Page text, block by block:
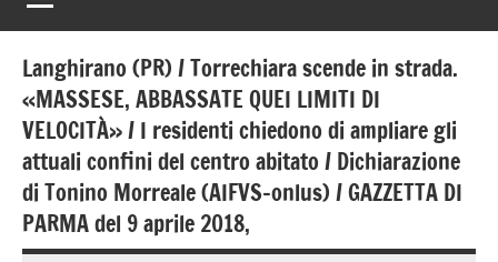
Italiana
Familiari
e
Vittime
della
Strada
vittime
della
strada
Langhirano (PR) / Torrechiara scende in strada.
«MASSESE, ABBASSATE QUEI LIMITI DI
VELOCITÀ» / I residenti chiedono di ampliare gli
attuali confini del centro abitato / Dichiarazione
di Tonino Morreale (AIFVS-onlus) / GAZZETTA DI
PARMA del 9 aprile 2018,